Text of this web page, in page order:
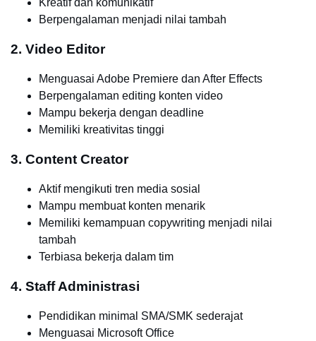
Kreatif dan komunikatif
Berpengalaman menjadi nilai tambah
2. Video Editor
Menguasai Adobe Premiere dan After Effects
Berpengalaman editing konten video
Mampu bekerja dengan deadline
Memiliki kreativitas tinggi
3. Content Creator
Aktif mengikuti tren media sosial
Mampu membuat konten menarik
Memiliki kemampuan copywriting menjadi nilai
tambah
Terbiasa bekerja dalam tim
4. Staff Administrasi
Pendidikan minimal SMA/SMK sederajat
Menguasai Microsoft Office